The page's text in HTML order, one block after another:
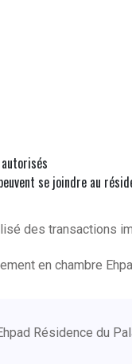
se joindre au
des transactions
en chambre
Résidence du